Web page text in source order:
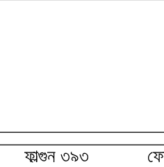
ফাল্গুন ৩৯৩